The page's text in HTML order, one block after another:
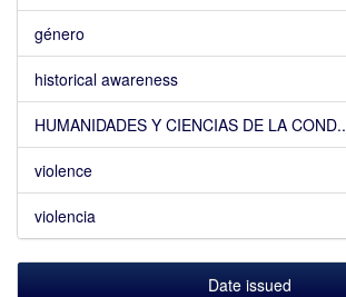
género
historical awareness
HUMANIDADES Y CIENCIAS DE LA
violence
violencia
Date issued